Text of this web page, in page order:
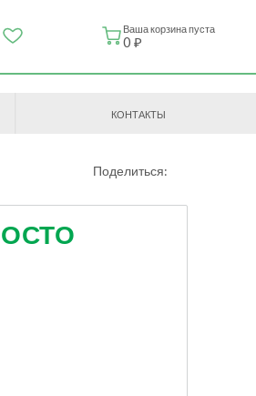
Ваша корзина пуста
0 ₽
КОНТАКТЫ
Поделиться: